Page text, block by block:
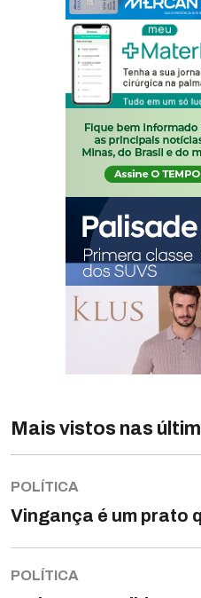
Mais vistos nas
POLÍTICA
Vingança é um prato
POLÍTICA